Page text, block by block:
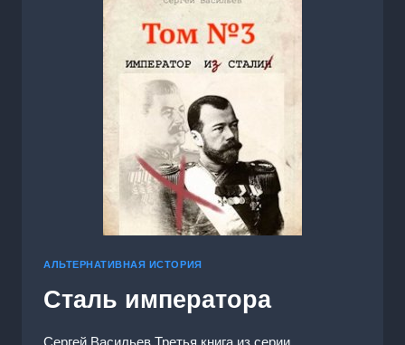
АЛЬТЕРНАТИВНАЯ ИСТОРИЯ
Сталь императора
Сергей Васильев Третья книга из серии